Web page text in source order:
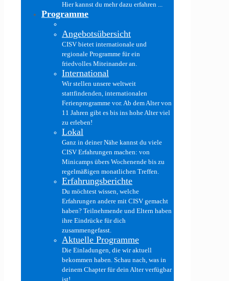
Hier kannst du mehr dazu erfahren ...
Programme
Angebotsübersicht
CISV bietet internationale und
regionale Programme für ein
friedvolles Miteinander an.
International
Wir stellen unsere weltweit
stattfindenden, internationalen
Ferienprogramme vor. Ab dem Alter von
11 Jahren gibt es bis ins hohe Alter viel
zu erleben!
Lokal
Ganz in deiner Nähe kannst du viele
CISV Erfahrungen machen: von
Minicamps übers Wochenende bis zu
regelmäßigen monatlichen Treffen.
Erfahrungsberichte
Du möchtest wissen, welche
Erfahrungen andere mit CISV gemacht
haben? Teilnehmende und Eltern haben
ihre Eindrücke für dich
zusammengefasst.
Aktuelle Programme
Die Einladungen, die wir aktuell
bekommen haben. Schau nach, was in
deinem Chapter für dein Alter verfügbar
ist!